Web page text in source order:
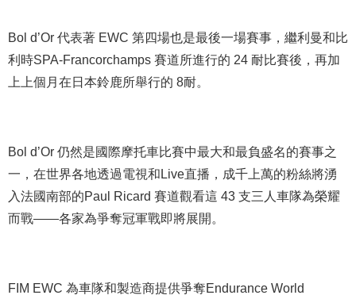
Bol d’Or 代表著 EWC 第四場也是最後一場賽事，繼利曼和比
利時SPA-Francorchamps 賽道所進行的 24 耐比賽後，再加
上上個月在日本鈴鹿所舉行的 8耐。
Bol d’Or 仍然是國際摩托車比賽中最大和最負盛名的賽事之
一，在世界各地透過電視和Live直播，成千上萬的粉絲將湧
入法國南部的Paul Ricard 賽道觀看這 43 支三人車隊為榮耀
而戰——各家為爭奪冠軍戰即將展開。
FIM EWC 為車隊和製造商提供爭奪Endurance World